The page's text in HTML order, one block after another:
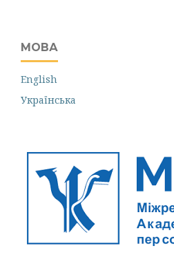
МОВА
English
Українська